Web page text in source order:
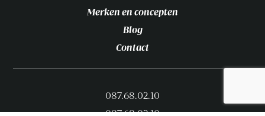
Merken en concepten
Blog
Contact
087.68.02.10
087.68.02.10